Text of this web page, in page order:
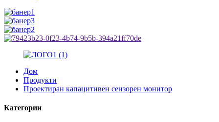
Дом
Продукти
Проектиран капацитивен сензорен монитор
Категории